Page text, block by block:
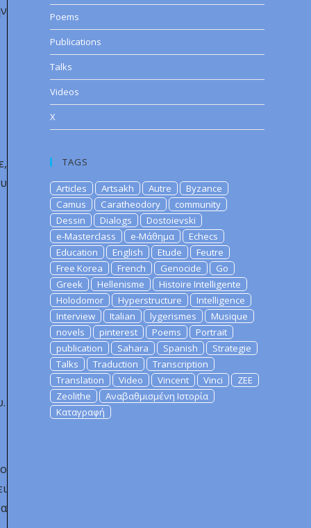
Poems
Publications
Talks
Videos
X
TAGS
Articles Artsakh Autre
Byzance
Camus
Caratheodory
community
Dessin
Dialogs
Dostoievski
e-Masterclass
e-Μάθημα
Echecs
Education
English Etude
Feutre
Free Korea
French Genocide
Go
Greek
Hellenisme
Histoire Intelligente
Holodomor
Hyperstructure
Intelligence
Interview
Italian lygerismes
Musique
novels
pinterest Poems
Portrait
publication
Sahara Spanish
Strategie
Talks
Traduction
Transcription
Translation
Video Vincent Vinci
ZEE
Zeolithe
Αναβαθμισμένη Ιστορία
Καταγραφή